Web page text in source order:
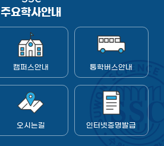
주요학사안내
캠퍼스안내 통학버스안내
오시는길 인터넷증명발급